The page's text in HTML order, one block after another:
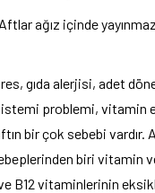
Aftlar ağız içinde
gıda alerjisi, adet
problemi, vitamin
bir çok sebebi vardır.
biri vitamin
B12 vitaminlerinin